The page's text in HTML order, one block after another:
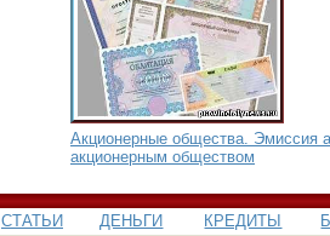
Акционерные общества. Эмиссия
акционерным обществом
СТАТЬИ ДЕНЬГИ КРЕДИТЫ